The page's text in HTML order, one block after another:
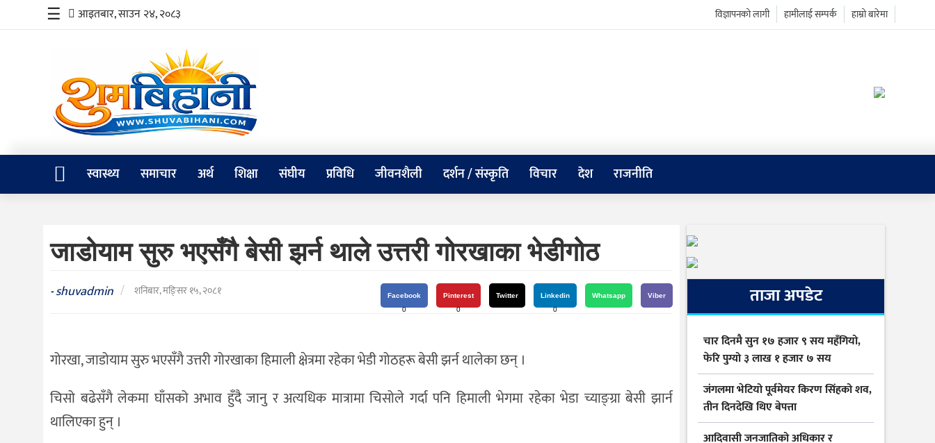
समाचार
संघीय
जीवनशैली
विचार
राजनीति
☰ आइतबार, साउन २४, २०८३ हाम्रो बारेमा
हामीलाई सम्पर्क
विज्ञापनको लागी
स्वास्थ्य समाचार अर्थ शिक्षा संघीय प्रविधि जीवनशैली दर्शन / संस्कृति विचार देश राजनीति
जाडोयाम सुरु भएसँगै बेसी झर्न थाले उत्तरी गोरखाका भेडीगोठ
-shuvadmin / शनिबार, मङि्सर १५, २०८१
Facebook
0
Pinterest
0
Twitter
Linkedin
0
Whatsapp Viber
गोरखा, जाडोयाम सुरु भएसँगै उत्तरी गोरखाका हिमाली क्षेत्रमा रहेका भेडी गोठहरू बेसी झर्न थालेका छन् ।
चिसो बढेसँगै लेकमा घाँसको अभाव हुँदै जानु र अत्यधिक मात्रामा चिसोले गर्दा पनि हिमाली भेगमा रहेका भेडा च्याङ्ग्रा बेसी झार्न
थालिएका हुन् ।
ताजा अपडेट
चार दिनमै सुन १७ हजार ९ सय महँगियो,
फेरि पुग्यो ३ लाख १ हजार ७ सय
जंगलमा भेटियो पूर्वमेयर किरण सिंहको शव,
तीन दिनदेखि थिए बेपत्ता
आदिवासी जनजातिको अधिकार र